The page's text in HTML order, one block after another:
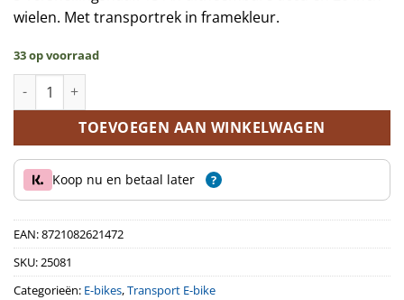
wielen. Met transportrek in framekleur.
33 op voorraad
Villette Transporter N3 BG e-bike 13Ah Matt Black aantal
TOEVOEGEN AAN WINKELWAGEN
Koop nu en betaal later ?
EAN:8721082621472
SKU:25081
Categorieën: E-bikes,Transport E-bike